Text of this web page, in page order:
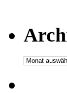
Archiv